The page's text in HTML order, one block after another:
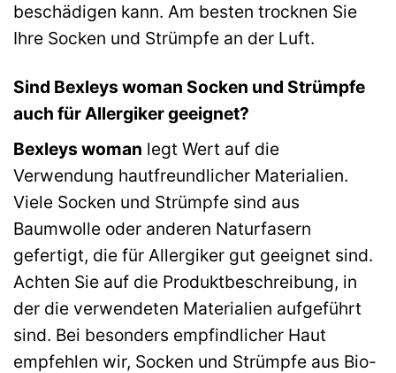
beschädigen kann. Am besten trocknen Sie
Ihre Socken und Strümpfe an der Luft.
Sind Bexleys woman Socken und Strümpfe
auch für Allergiker geeignet?
Bexleys woman legt Wert auf die
Verwendung hautfreundlicher Materialien.
Viele Socken und Strümpfe sind aus
Baumwolle oder anderen Naturfasern
gefertigt, die für Allergiker gut geeignet sind.
Achten Sie auf die Produktbeschreibung, in
der die verwendeten Materialien aufgeführt
sind. Bei besonders empfindlicher Haut
empfehlen wir, Socken und Strümpfe aus Bio-